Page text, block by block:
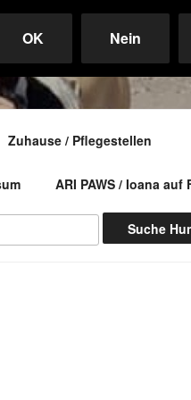
Zuhause / Pflegestellen
ARI PAWS / Ioana auf
OK Nein